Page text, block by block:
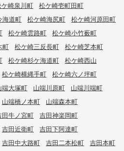
ケ崎泉川町
松ケ崎壱町田町
海道町 松ケ崎海尻町
松ケ崎河原田町
松ケ崎雲路町
松ケ崎小竹薮町
町 松ケ崎三反長町
松ケ崎芝本町
松ケ崎杉ケ海道町
松ケ崎西山
松ケ崎横縄手町
松ケ崎六ノ坪町
端大塚町 山端川原町
山端川端町
山端橋ノ本町
山端森本町
田牛ノ宮町
吉田神楽岡町
吉田近衛町
吉田下阿達町
吉田中大路町 吉田二本松町
吉田本町